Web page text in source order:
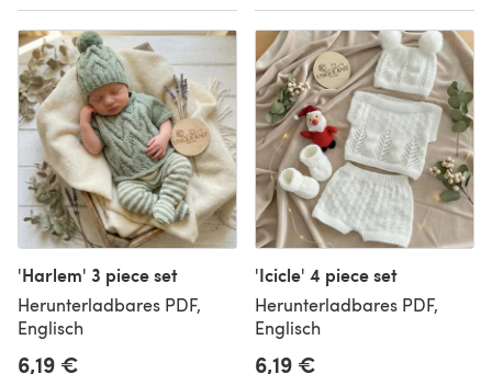
'Harlem' 3 piece set
Herunterladbares PDF,
Englisch
6,19 €
'Icicle' 4 piece set
Herunterladbares PDF,
Englisch
6,19 €